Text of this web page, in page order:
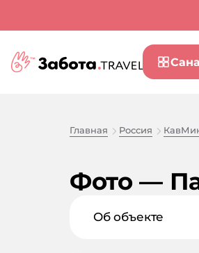
Главная Россия
Фото —
Об объекте